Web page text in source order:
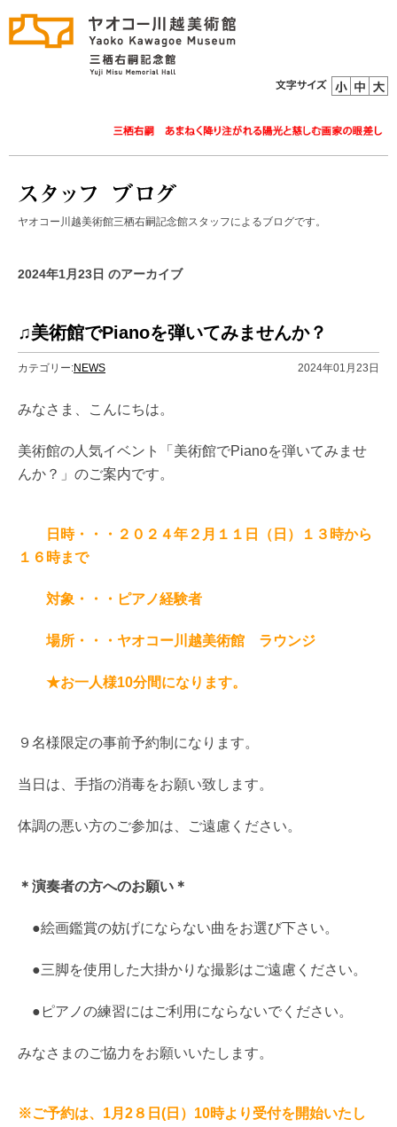
ヤオコー川越美術館三栖右嗣記念館スタッフによるブログです。
2024年1月23日 のアーカイブ
♫美術館でPianoを弾いてみませんか？
カテゴリー:NEWS 2024年01月23日
みなさま、こんにちは。
美術館の人気イベント「美術館でPianoを弾いてみませ
んか？」のご案内です。
日時・・・２０２４年２月１１日（日）１３時から
１６時まで
対象・・・ピアノ経験者
場所・・・ヤオコー川越美術館 ラウンジ
★お一人様10分間になります。
９名様限定の事前予約制になります。
当日は、手指の消毒をお願い致します。
体調の悪い方のご参加は、ご遠慮ください。
＊演奏者の方へのお願い＊
●絵画鑑賞の妨げにならない曲をお選び下さい。
●三脚を使用した大掛かりな撮影はご遠慮ください。
●ピアノの練習にはご利用にならないでください。
みなさまのご協力をお願いいたします。
※ご予約は、1月2８日(日）10時より受付を開始いたし